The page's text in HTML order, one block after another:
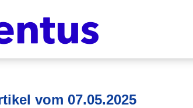
vom 07.05.2025